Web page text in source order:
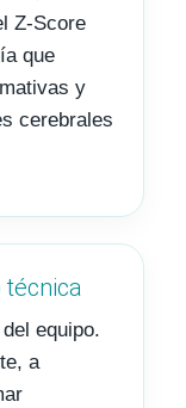
Z-Score
que
y
cerebrales
técnica
equipo.
a